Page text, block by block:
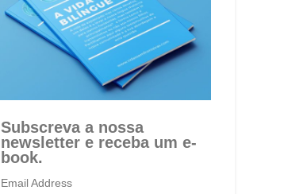
Subscreva a nossa
newsletter e receba um e-
book.
Email Address